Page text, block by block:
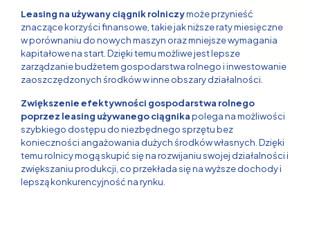
Leasing na używany ciągnik rolniczymoże przynieść
znaczące korzyści finansowe, takie jak niższe raty miesięczne
w porównaniu do nowych maszyn oraz mniejsze wymagania
kapitałowe na start. Dzięki temu możliwe jest lepsze
zarządzanie budżetem gospodarstwa rolnego i inwestowanie
zaoszczędzonych środków w inne obszary działalności.
Zwiększenie efektywności gospodarstwa rolnego
poprzez leasing używanego ciągnikapolega na możliwości
szybkiego dostępu do niezbędnego sprzętu bez
konieczności angażowania dużych środków własnych. Dzięki
temu rolnicy mogą skupić się na rozwijaniu swojej działalności i
zwiększaniu produkcji, co przekłada się na wyższe dochody i
lepszą konkurencyjność na rynku.